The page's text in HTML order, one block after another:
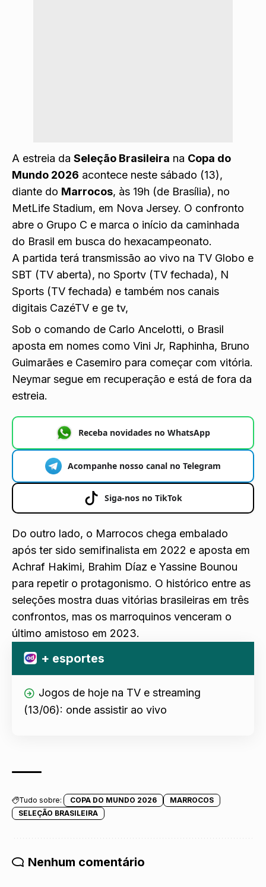
A estreia da Seleção Brasileira na Copa do
Mundo 2026 acontece neste sábado (13),
diante do Marrocos, às 19h (de Brasília), no
MetLife Stadium, em Nova Jersey. O confronto
abre o Grupo C e marca o início da caminhada
do Brasil em busca do hexacampeonato.
A partida terá transmissão ao vivo na TV Globo e
SBT (TV aberta), no Sportv (TV fechada), N
Sports (TV fechada) e também nos canais
digitais CazéTV e ge tv,
Sob o comando de Carlo Ancelotti, o Brasil
aposta em nomes como Vini Jr, Raphinha, Bruno
Guimarães e Casemiro para começar com vitória.
Neymar segue em recuperação e está de fora da
estreia.
Receba novidades no WhatsApp
Acompanhe nosso canal no Telegram
Siga-nos no TikTok
Do outro lado, o Marrocos chega embalado
após ter sido semifinalista em 2022 e aposta em
Achraf Hakimi, Brahim Díaz e Yassine Bounou
para repetir o protagonismo. O histórico entre as
seleções mostra duas vitórias brasileiras em três
confrontos, mas os marroquinos venceram o
último amistoso em 2023.
+ esportes
Jogos de hoje na TV e streaming
(13/06): onde assistir ao vivo
Tudo sobre: COPA DO MUNDO 2026
MARROCOS
SELEÇÃO BRASILEIRA
Nenhum comentário